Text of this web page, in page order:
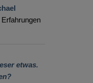
etwas.